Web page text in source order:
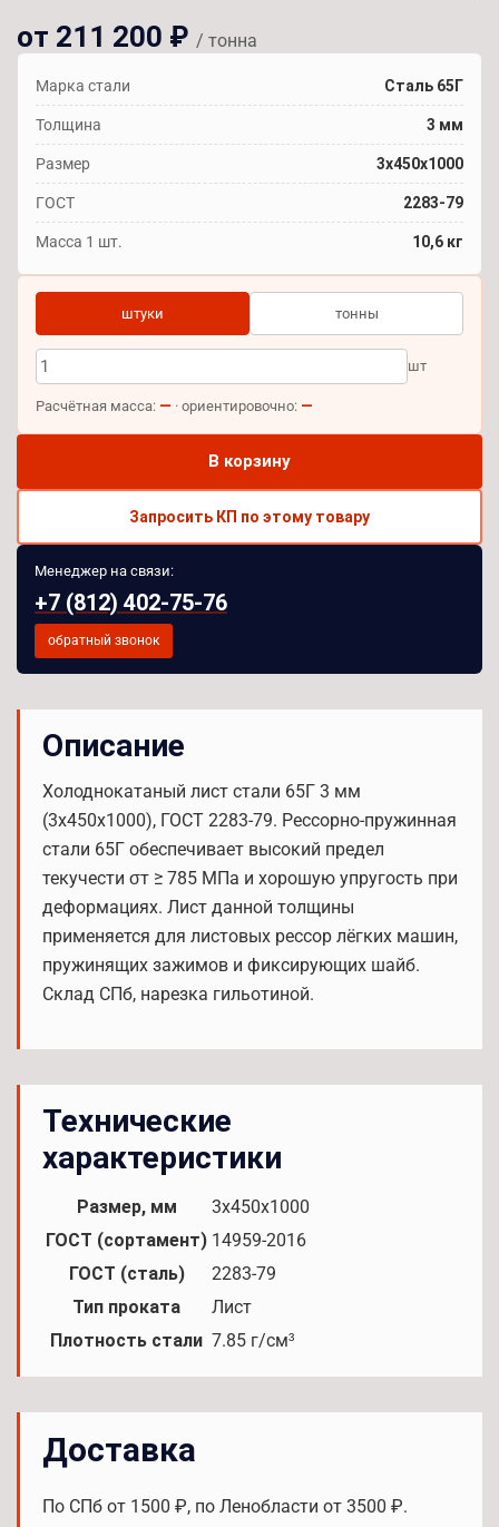
от 211 200 ₽ / тонна
Марка стали Сталь 65Г
Толщина 3 мм
Размер 3х450х1000
ГОСТ 2283-79
Масса 1 шт. 10,6 кг
штуки тонны
шт
Расчётная масса: — · ориентировочно: —
В корзину
Запросить КП по этому товару
Менеджер на связи:
+7 (812) 402-75-76
обратный звонок
Описание
Холоднокатаный лист стали 65Г 3 мм
(3х450х1000), ГОСТ 2283-79. Рессорно-пружинная
стали 65Г обеспечивает высокий предел
текучести σт ≥ 785 МПа и хорошую упругость при
деформациях. Лист данной толщины
применяется для листовых рессор лёгких машин,
пружинящих зажимов и фиксирующих шайб.
Склад СПб, нарезка гильотиной.
Технические
характеристики
Размер, мм
3х450х1000
ГОСТ (сортамент) 14959-2016
ГОСТ (сталь)
2283-79
Тип проката
Лист
Плотность стали 7.85 г/см³
Доставка
По СПб от 1500 ₽, по Ленобласти от 3500 ₽.